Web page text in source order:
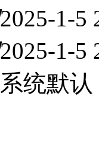
2025-1-5
2025-1-5
统默认